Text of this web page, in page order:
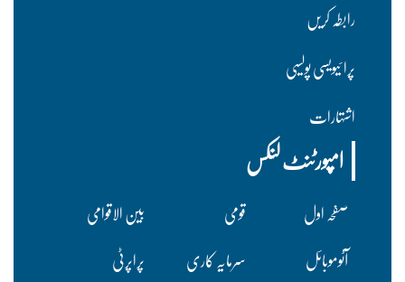
رابطہ کریں
پرا ئیویسی پولسیی
اشتہارات
امپورٹنٹ لنکس
صفحہ اول قومی
بین الاقوامی
آٹوموبائل
سرمایہ کاری
پراپرٹی